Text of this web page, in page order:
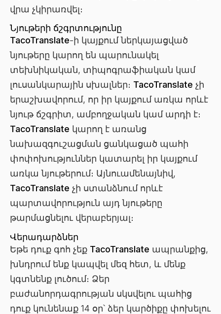
վրա չկիրառվել։
Նյութերի ճշգրտությունը
TacoTranslate-ի կայքում ներկայացված
նյութերը կարող են պարունակել
տեխնիկական, տիպոգրաֆիական կամ
լուսանկարային սխալներ։ TacoTranslate չի
երաշխավորում, որ իր կայքում առկա որևէ
նյութ ճշգրիտ, ամբողջական կամ արդի է։
TacoTranslate կարող է առանց
նախազգուշացման ցանկացած պահի
փոփոխություններ կատարել իր կայքում
առկա նյութերում։ Այնուամենայնիվ,
TacoTranslate չի ստանձնում որևէ
պարտավորություն այդ նյութերը
թարմացնելու վերաբերյալ։
Վերադարձներ
Եթե դուք գոհ չեք TacoTranslate ապրանքից,
խնդրում ենք կապվել մեզ հետ, և մենք
կգտնենք լուծում։ Ձեր
բաժանորդագրության սկսվելու պահից
դուք կունենաք 14 օր՝ ձեր կարծիքը փոխելու